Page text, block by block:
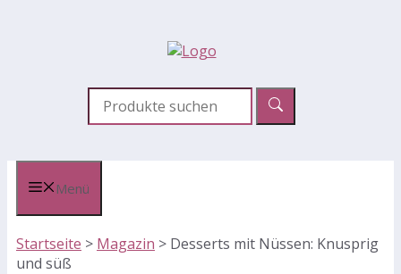
Menü
Startseite > Magazin > Desserts mit Nüssen: Knusprig
und süß